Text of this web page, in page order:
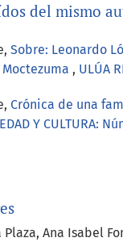
del mismo
Sobre: Leonardo
, ULÚA
Crónica de una
Y CULTURA:
Plaza, Ana Isabel